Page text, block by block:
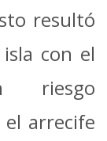
resultó
con el
riesgo
arrecife